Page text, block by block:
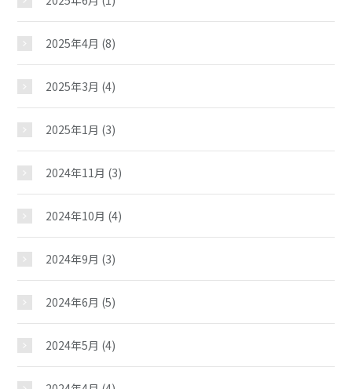
2025年4月 (8)
2025年3月 (4)
2025年1月 (3)
2024年11月 (3)
2024年10月 (4)
2024年9月 (3)
2024年6月 (5)
2024年5月 (4)